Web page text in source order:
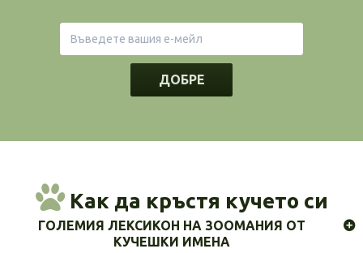
ДОБРЕ
Как да кръстя кучето си
ГОЛЕМИЯ ЛЕКСИКОН НА ЗООМАНИЯ ОТ
КУЧЕШКИ ИМЕНА